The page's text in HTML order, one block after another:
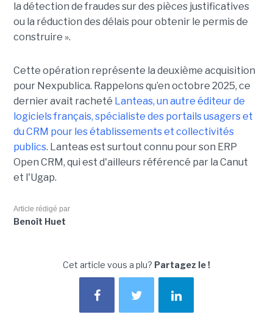
la détection de fraudes sur des pièces justificatives
ou la réduction des délais pour obtenir le permis de
construire ».
Cette opération représente la deuxième acquisition
pour Nexpublica. Rappelons qu’en octobre 2025, ce
dernier avait racheté Lanteas, un autre éditeur de
logiciels français, spécialiste des portails usagers et
du CRM pour les établissements et collectivités
publics. Lanteas est surtout connu pour son ERP
Open CRM, qui est d'ailleurs référencé par la Canut
et l'Ugap.
Article rédigé par
Benoît Huet
Cet article vous a plu? Partagez le !